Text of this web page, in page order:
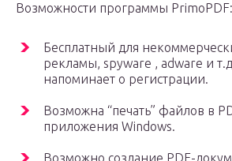
Возможности программы PrimoPDF:
Бесплатный для
рекламы, spyware , adware и
напоминает о регистрации.
Возможна “печать” файлов в
приложения Windows.
Возможно создание PDF-